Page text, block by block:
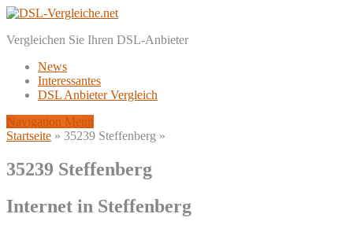
Vergleichen Sie Ihren DSL-Anbieter
News
Interessantes
DSL Anbieter Vergleich
Navigation Menu
Startseite » 35239 Steffenberg »
35239 Steffenberg
Internet in Steffenberg